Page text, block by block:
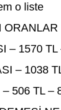
o liste
ORANLAR
– 1570 TL
– 1038
506 TL –